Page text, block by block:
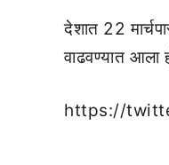
देशात 22
वाढवण्यात
https://